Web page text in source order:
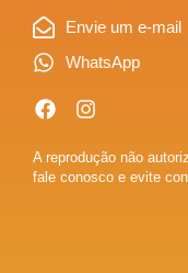
Envie um e-mail
WhatsApp
A reprodução não
fale conosco e evite